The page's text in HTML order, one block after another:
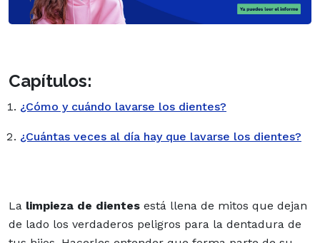
Capítulos:
¿Cómo y cuándo lavarse los dientes?
¿Cuántas veces al día hay que lavarse los dientes?
La limpieza de dientes está llena de mitos que dejan
de lado los verdaderos peligros para la dentadura de